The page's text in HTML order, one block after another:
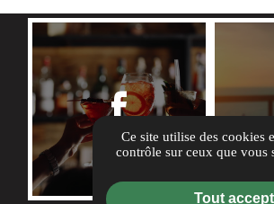
Ce site utilise des cookies
contrôle sur ceux que vous
Tout